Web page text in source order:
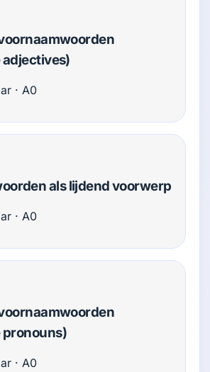
adjectives)
· A0
als lijdend voorwerp
· A0
pronouns)
· A0